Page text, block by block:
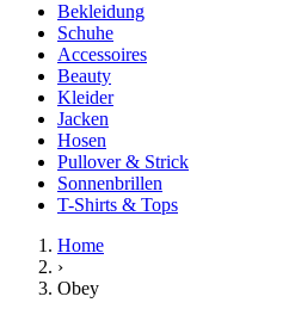
Bekleidung
Schuhe
Accessoires
Beauty
Kleider
Jacken
Hosen
Pullover & Strick
Sonnenbrillen
T-Shirts & Tops
Home
›
Obey